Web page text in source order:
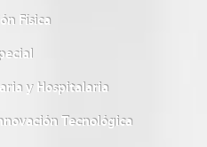
Física
y Hospitalaria
Tecnológica